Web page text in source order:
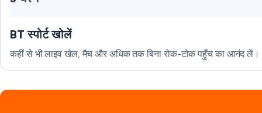
BT स्पोर्ट खोलें
कहीं से भी लाइव खेल, मैच और अधिक तक बिना रोक-टोक पहुँच का आनंद लें।